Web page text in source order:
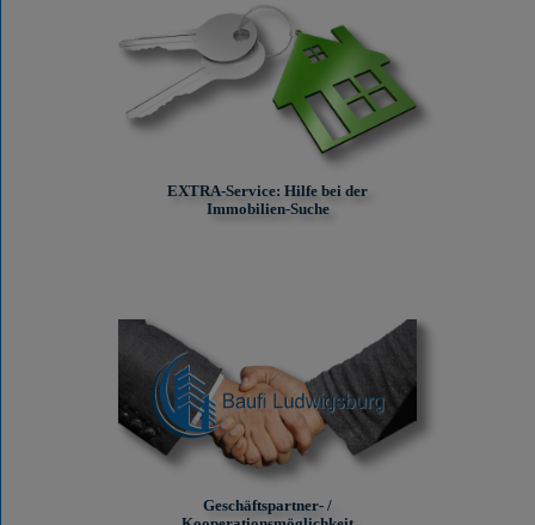
EXTRA-Service: Hilfe bei der
Immobilien-Suche
Geschäftspartner- /